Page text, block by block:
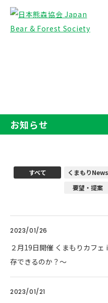
お知らせ
すべて くまもりNews
要望・提案
2023/01/26
２月19日開催 くまもりカフ
存できるのか？～
2023/01/21